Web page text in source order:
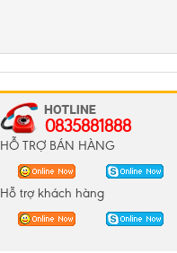
0835881888
HỖ TRỢ BÁN HÀNG
Hỗ trợ khách hàng